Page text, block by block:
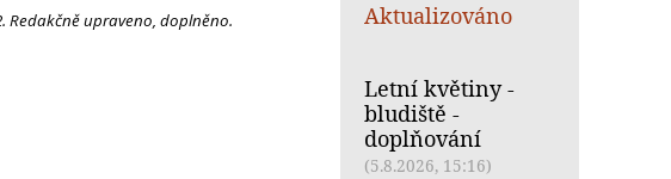
Redakčně upraveno, doplněno. Aktualizováno
Letní květiny -
bludiště -
doplňování
(5.8.2026, 15:16)